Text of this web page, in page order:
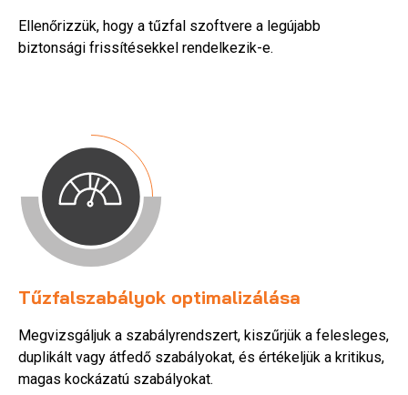
Ellenőrizzük, hogy a tűzfal szoftvere a legújabb
biztonsági frissítésekkel rendelkezik-e.
Tűzfalszabályok optimalizálása
Megvizsgáljuk a szabályrendszert, kiszűrjük a felesleges,
duplikált vagy átfedő szabályokat, és értékeljük a kritikus,
magas kockázatú szabályokat.